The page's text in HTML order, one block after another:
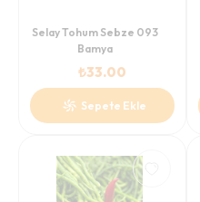
Selay Tohum Sebze 093
Bamya
₺33.00
Sepete Ekle